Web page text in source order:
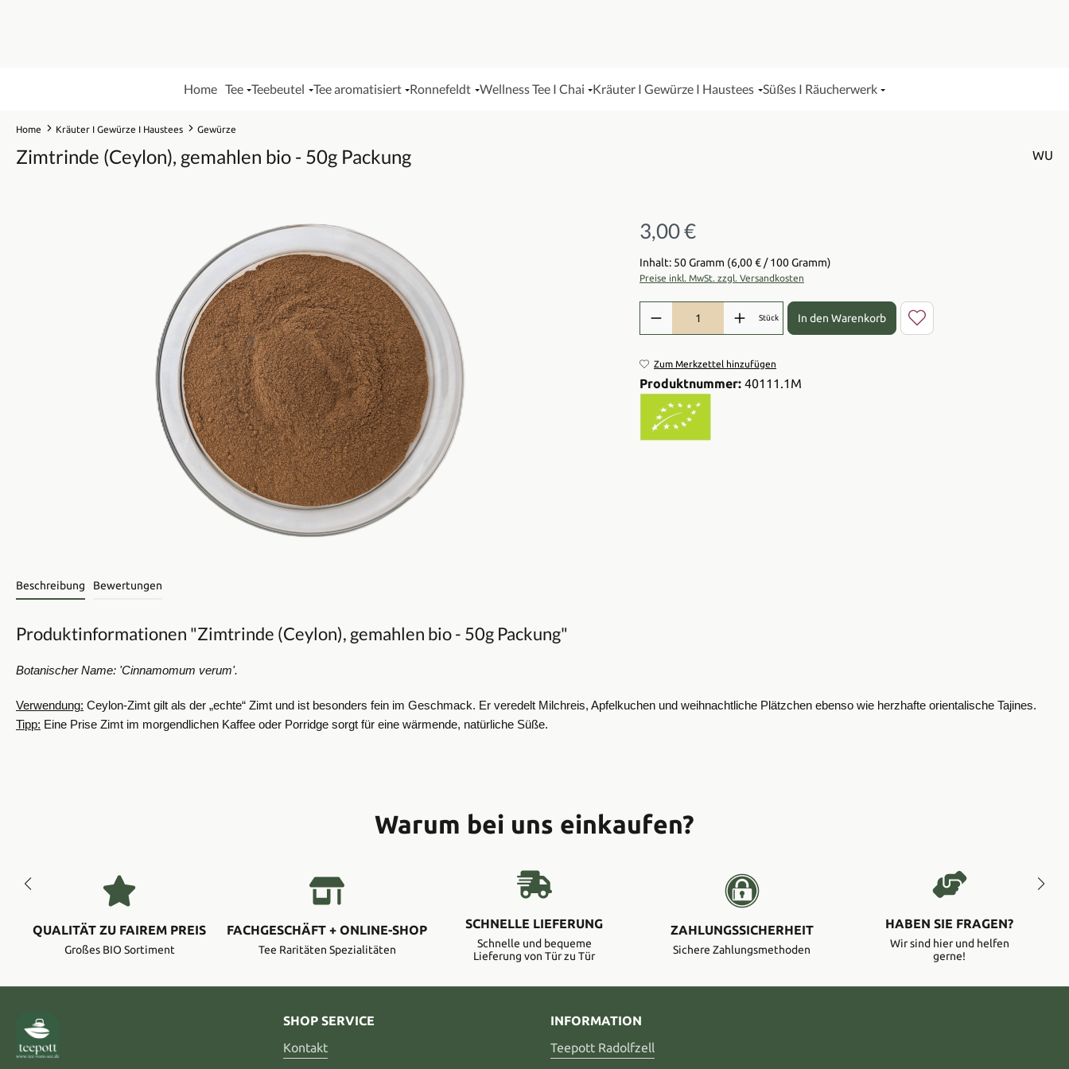
Home Tee Teebeutel Tee aromatisiert Ronnefeldt Wellness Tee I Chai Kräuter I Gewürze I Haustees Süßes I Räucherwerk
Home Kräuter I Gewürze I Haustees Gewürze
Zimtrinde (Ceylon), gemahlen bio - 50g Packung WU
Regulärer Preis:
3,00 €
Inhalt: 50 Gramm (6,00 € / 100 Gramm)
Preise inkl. MwSt. zzgl. Versandkosten
Produkt Anzahl: Gib den gewünschten Wert ein oder benutze die
Stück In den Warenkorb
Zum Merkzettel hinzufügen
Produktnummer: 40111.1M
Beschreibung Bewertungen
Produktinformationen "Zimtrinde (Ceylon), gemahlen bio - 50g Packung"
Botanischer Name: 'Cinnamomum verum'.
Verwendung: Ceylon-Zimt gilt als der „echte“ Zimt und ist besonders fein im Geschmack. Er veredelt Milchreis, Apfelkuchen und weihnachtliche Plätzchen ebenso wie herzhafte orientalische Tajines.
Tipp: Eine Prise Zimt im morgendlichen Kaffee oder Porridge sorgt für eine wärmende, natürliche Süße.
Warum bei uns einkaufen?
QUALITÄT ZU FAIREM PREIS
Großes BIO Sortiment
FACHGESCHÄFT + ONLINE-SHOP
Tee Raritäten Spezialitäten
SCHNELLE LIEFERUNG
Schnelle und bequeme
Lieferung von Tür zu Tür
ZAHLUNGSSICHERHEIT
Sichere Zahlungsmethoden
HABEN SIE FRAGEN?
Wir sind hier und helfen
gerne!
SHOP SERVICE
Kontakt
INFORMATION
Teepott Radolfzell